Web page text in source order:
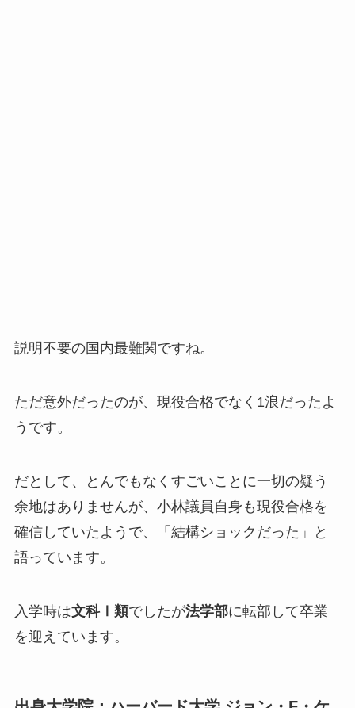
説明不要の国内最難関ですね。
ただ意外だったのが、現役合格でなく1浪だったよ
うです。
だとして、とんでもなくすごいことに一切の疑う
余地はありませんが、小林議員自身も現役合格を
確信していたようで、「結構ショックだった」と
語っています。
入学時は文科Ⅰ類でしたが法学部に転部 して卒業
を迎えています。